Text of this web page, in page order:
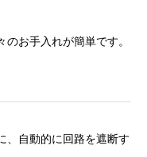
お手入れが簡単です。
、自動的に回路を遮断す